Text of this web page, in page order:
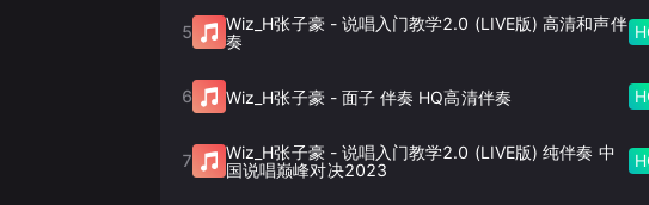
5 Wiz_H张子豪- 说唱入门教学2.0 (LIVE版) 高清和声伴
奏
6 Wiz_H张子豪- 面子 伴奏 HQ高清伴奏
7 Wiz_H张子豪- 说唱入门教学2.0 (LIVE版) 纯伴奏 中
国说唱巅峰对决2023